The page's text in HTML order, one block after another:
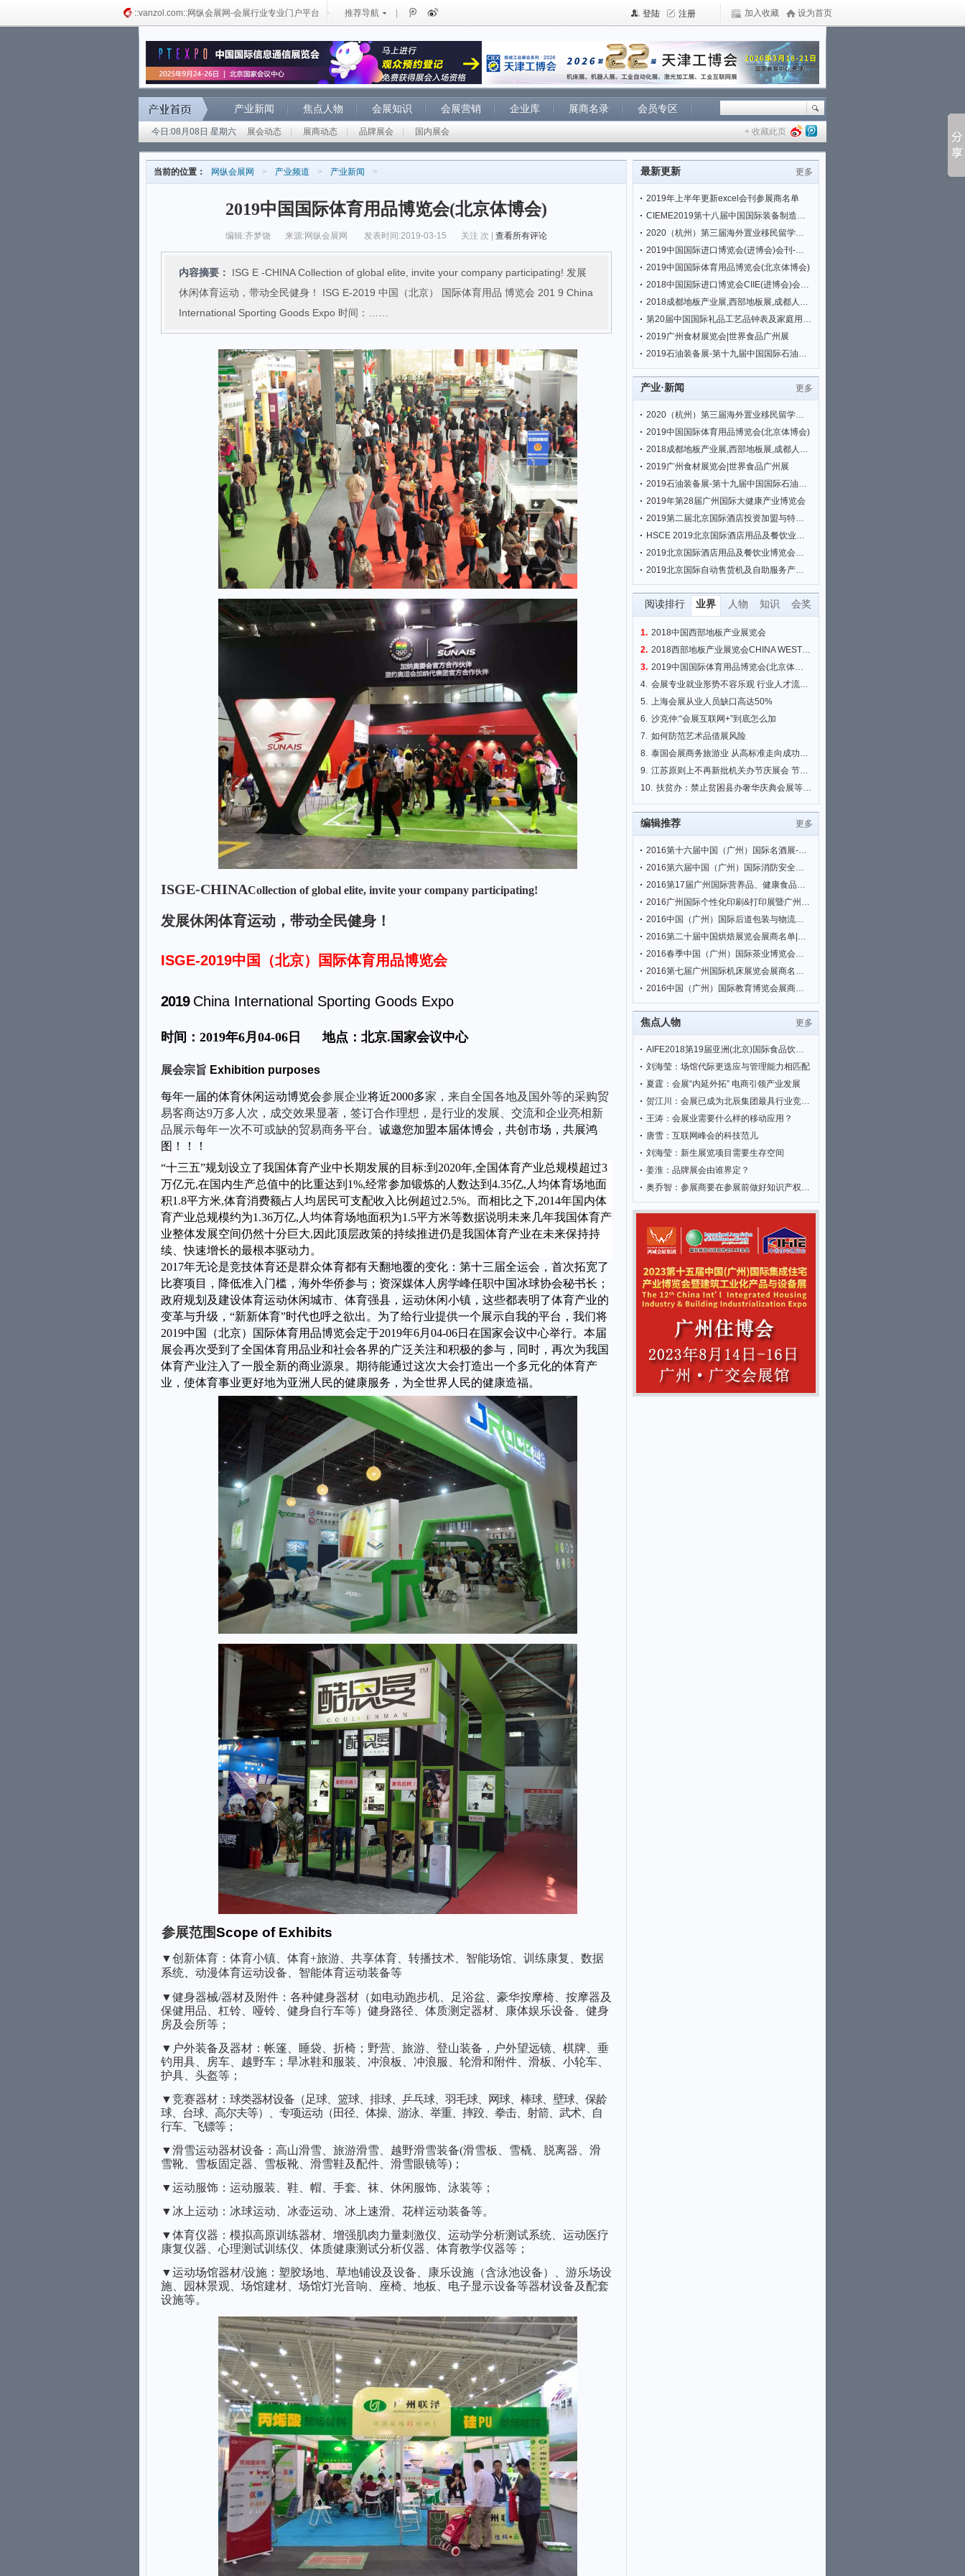
::vanzol.com::网纵会展网-会展行业专业门户平台 推荐导航 加入收藏 设为首页
产业新闻 焦点人物 会展知识 会展营销 企业库 展商名录 会员专区
今日:08月08日 星期六 展会动态 展商动态 品牌展会 国内展会 + 收藏此页
当前的位置： 网纵会展网 > 产业频道 > 产业新闻 >
2019中国国际体育用品博览会(北京体博会)
编辑:齐梦饶 来源:网纵会展网 发表时间:2019-03-15 关注 次 | 查看所有评论
内容摘要：
ISG E -CHINA Collection of global elite, invite your company participating! 发展
休闲体育运动，带动全民健身！ ISG E-2019 中国（北京） 国际体育用品 博览会 201 9 China
International Sporting Goods Expo 时间：……
ISGE-CHINACollection of global elite, invite your company participating!
发展休闲体育运动，带动全民健身！
ISGE-2019中国（北京） 国际体育用品博览会
2019 China International Sporting Goods Expo
时间： 2019年6月 04-06 日 地点： 北京. 国家会议中心
展会宗旨 Exhibition purposes
每年一届的体育休闲运动博览会参展企业将近2000多家，来自全国各地及国外等的采购贸
易客商达9万多人 次 ，成交效果显著，签订合作理想 ， 是行业的发展、交流和企业亮相新
品展示每年一次不可或缺的贸易商务平台。 诚邀您加盟本届体博会 ，共创市场，共展鸿
图！！！
“十三五”规划设立了我国体育产业中长期发展的目标:到2020年,全国体育产业总规模超过3
万亿元,在国内生产总值中的比重达到1%,经常参加锻炼的人数达到4.35亿,人均体育场地面
积1.8平方米,体育消费额占人均居民可支配收入比例超过2.5%。而相比之下,2014年国内体
育产业总规模约为1.36万亿,人均体育场地面积为1.5平方米等数据说明未来几年我国体育产
业整体发展空间仍然十分巨大,因此顶层政策的持续推进仍是我国体育产业在未来保持持
续、快速增长的最根本驱动力。
2017年无论是竞技体育还是群众体育都有天翻地覆的变化：第十三届全运会，首次拓宽了
比赛项目，降低准入门槛，海外华侨参与；资深媒体人房学峰任职中国冰球协会秘书长；
政府规划及建设体育运动休闲城市、体育强县，运动休闲小镇，这些都表明了体育产业的
变革与升级，“新新体育”时代也呼之欲出。为了给行业提供一个展示自我的平台，我们将
2019中国 （北京） 国际体育用品博览会定于2019年6月 04-06日在国家会议中心举行。本届
展会再次受到了全国体育用品业和社会各界的广泛关注和积极的参与，同时，再次为我国
体育产业注入了一股全新的商业源泉。期待能通过这次大会打造出一个多元化的体育产
业，使体育事业更好地为亚洲人民的健康服务，为全世界人民的健康造福。
参展范围Scope of Exhibits
▼创新体育：体育小镇、体育+旅游、共享体育、转播技术、智能场馆、训练康复、数据
系统
动漫体育运动设备、智能体育运动装备等
▼健身器械/器材及附件 ： 各种健身器材（如电动跑步机、 足浴盆 、豪华按摩椅、按摩器及
保健用品、杠铃、哑铃、健身自行车等）健身路径、体质测定器材、康体娱乐设备、健身
房及会所等；
▼ 户外装备及器材： 帐篷、睡袋、折椅；野营、旅游、登山装备，户外望远镜、棋牌、垂
钓用具、房车、越野车；旱冰鞋和服装、冲浪板、冲浪服、轮滑和附件、滑板、小轮车、
护具、头盔等；
▼竞赛器材 ： 球类器材设备（足球、篮球、排球、乒乓球、羽毛球、网球、棒球、壁球、保龄
球、台球、高尔夫等）、专项运动（田径、体操、游泳、举重、摔跤、拳击、射箭、武术、自
行车、飞镖等；
▼滑雪运动器材设备： 高山滑雪、旅游滑雪、越野滑雪装备(滑雪板、雪橇、脱离器、滑
雪靴、雪板固定器、雪板靴、滑雪鞋及配件、滑雪眼镜等) ；
▼运动服饰 ： 运动服装、鞋、帽、手套、袜、休闲服饰、泳装等；
▼ 冰上运动： 冰球运动、冰壶运动、冰上速滑、花样运动装备等。
▼体育仪器 ： 模拟高原训练器材、增强肌肉力量刺激仪、运动学分析测试系统、运动医疗
康复仪器、心理测试训练仪、体质健康测试分析仪器、体育教学仪器等；
▼运动场馆器材/设施 ： 塑胶场地、草地铺设及设备、康乐设施（含泳池设备）、游乐场设
施、园林景观、场馆建材、场馆灯光音响、座椅、地板、电子显示设备等器材设备及配套
设施等。
最新更新 更多
2019年上半年更新excel会刊参展商名单
CIEME2019第十八届中国国际装备制造业博览会(沈阳制博会)会刊|参展商名单
2020（杭州）第三届海外置业移民留学展览会
2019中国国际进口博览会(进博会)会刊-国家会展中心(上海)
2019中国国际体育用品博览会(北京体博会)
2018中国国际进口博览会CIIE(进博会)会刊|参展商名单
2018成都地板产业展,西部地板展,成都人造板展,板材展
第20届中国国际礼品工艺品钟表及家庭用品展览会参展商名录
2019广州食材展览会|世界食品广州展
2019石油装备展-第十九届中国国际石油石化技术装备展览会
产业·新闻 更多
2020（杭州）第三届海外置业移民留学展览会
2019中国国际体育用品博览会(北京体博会)
2018成都地板产业展,西部地板展,成都人造板展,板材展
2019广州食材展览会|世界食品广州展
2019石油装备展-第十九届中国国际石油石化技术装备展览会
2019年第28届广州国际大健康产业博览会
2019第二届北京国际酒店投资加盟与特许经营展览会
HSCE 2019北京国际酒店用品及餐饮业博览会
2019北京国际酒店用品及餐饮业博览会（HSCE BEIJING）
2019北京国际自动售货机及自助服务产品展览会
阅读排行 业界 人物 知识 会奖
1. 2018中国西部地板产业展览会
2. 2018西部地板产业展览会CHINA WEST FLOOR EXPO 2018
3. 2019中国国际体育用品博览会(北京体博会)
4. 会展专业就业形势不容乐观 行业人才流失严重
5. 上海会展从业人员缺口高达50%
6. 沙克仲:“会展互联网+”到底怎么加
7. 如何防范艺术品借展风险
8. 泰国会展商务旅游业 从高标准走向成功新高度
9. 江苏原则上不再新批机关办节庆展会 节省财力
10. 扶贫办：禁止贫困县办奢华庆典会展等活动 搞形象工程
编辑推荐 更多
2016第十六届中国（广州）国际名酒展-春季展展商名单|会刊名录
2016第六届中国（广州）国际消防安全展览会、2016首届中国（广州）国际安全与
2016第17届广州国际营养品、健康食品及有机产品展览会展商名单|会刊名录
2016广州国际个性化印刷&打印展暨广州平板打印、3D打印及热转印展览会展商名
2016中国（广州）国际后道包装与物流技术展、2016中国（广州）国际生鲜配送及
2016第二十届中国烘焙展览会展商名单|会刊名录
2016春季中国（广州）国际茶业博览会展商名单|会刊名录
2016第七届广州国际机床展览会展商名单|会刊名录
2016中国（广州）国际教育博览会展商名单|会刊名录
焦点人物 更多
AIFE2018第19届亚洲(北京)国际食品饮料暨进口食品博览会
刘海莹：场馆代际更迭应与管理能力相匹配
夏霆：会展“内延外拓” 电商引领产业发展
贺江川：会展已成为北辰集团最具行业竞争力和全国影响力的优势业务
王涛：会展业需要什么样的移动应用？
唐雪：互联网峰会的科技范儿
刘海莹：新生展览项目需要生存空间
姜淮：品牌展会由谁界定？
奥乔智：参展商要在参展前做好知识产权相关工作